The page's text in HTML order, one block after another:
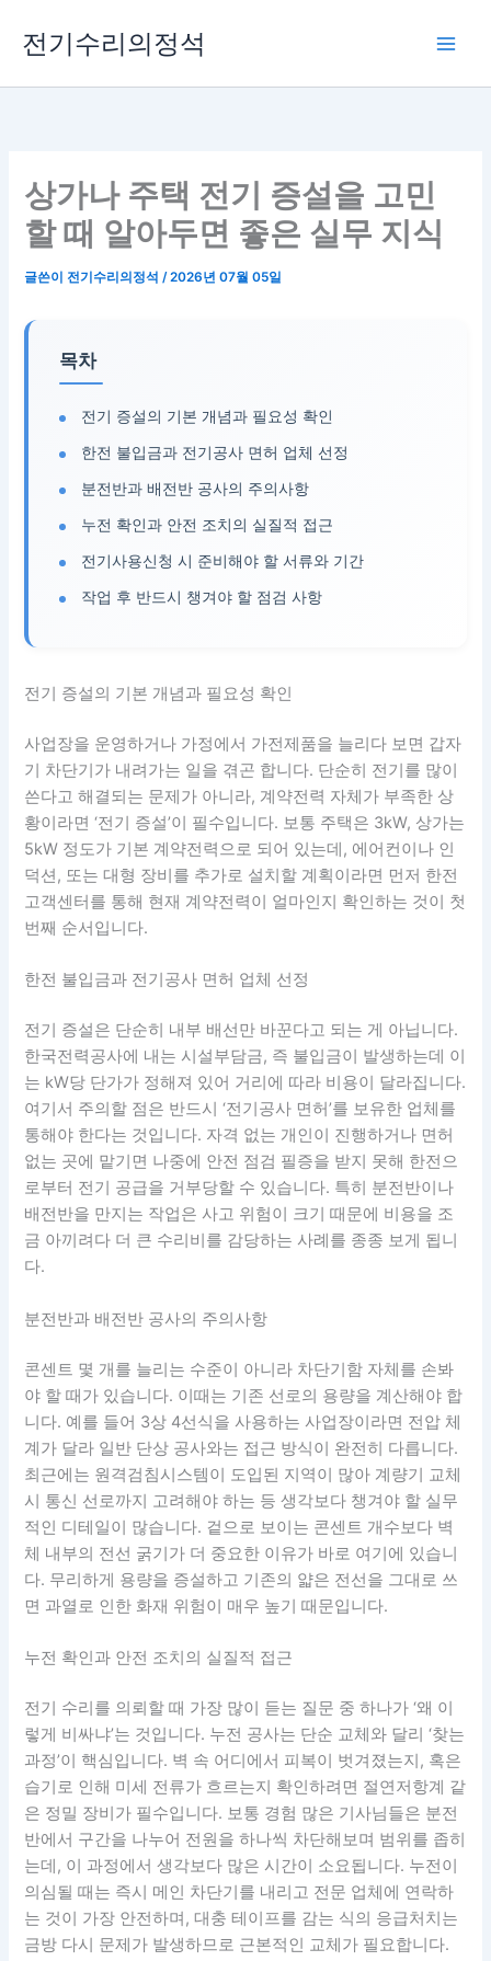
로
전기수리의정석
상가나 주택 전기 증설을 고민
할 때 알아두면 좋은 실무 지식
글쓴이 전기수리의정석/2026년 07월 05일
목차
전기 증설의 기본 개념과 필요성 확인
한전 불입금과 전기공사 면허 업체 선정
분전반과 배전반 공사의 주의사항
누전 확인과 안전 조치의 실질적 접근
전기사용신청 시 준비해야 할 서류와 기간
작업 후 반드시 챙겨야 할 점검 사항
전기 증설의 기본 개념과 필요성 확인
사업장을 운영하거나 가정에서 가전제품을 늘리다 보면 갑자
기 차단기가 내려가는 일을 겪곤 합니다. 단순히 전기를 많이
쓴다고 해결되는 문제가 아니라, 계약전력 자체가 부족한 상
황이라면 ‘전기 증설’이 필수입니다. 보통 주택은 3kW, 상가는
5kW 정도가 기본 계약전력으로 되어 있는데, 에어컨이나 인
덕션, 또는 대형 장비를 추가로 설치할 계획이라면 먼저 한전
고객센터를 통해 현재 계약전력이 얼마인지 확인하는 것이 첫
번째 순서입니다.
한전 불입금과 전기공사 면허 업체 선정
전기 증설은 단순히 내부 배선만 바꾼다고 되는 게 아닙니다.
한국전력공사에 내는 시설부담금, 즉 불입금이 발생하는데 이
는 kW당 단가가 정해져 있어 거리에 따라 비용이 달라집니다.
여기서 주의할 점은 반드시 ‘전기공사 면허’를 보유한 업체를
통해야 한다는 것입니다. 자격 없는 개인이 진행하거나 면허
없는 곳에 맡기면 나중에 안전 점검 필증을 받지 못해 한전으
로부터 전기 공급을 거부당할 수 있습니다. 특히 분전반이나
배전반을 만지는 작업은 사고 위험이 크기 때문에 비용을 조
금 아끼려다 더 큰 수리비를 감당하는 사례를 종종 보게 됩니
다.
분전반과 배전반 공사의 주의사항
콘센트 몇 개를 늘리는 수준이 아니라 차단기함 자체를 손봐
야 할 때가 있습니다. 이때는 기존 선로의 용량을 계산해야 합
니다. 예를 들어 3상 4선식을 사용하는 사업장이라면 전압 체
계가 달라 일반 단상 공사와는 접근 방식이 완전히 다릅니다.
최근에는 원격검침시스템이 도입된 지역이 많아 계량기 교체
시 통신 선로까지 고려해야 하는 등 생각보다 챙겨야 할 실무
적인 디테일이 많습니다. 겉으로 보이는 콘센트 개수보다 벽
체 내부의 전선 굵기가 더 중요한 이유가 바로 여기에 있습니
다. 무리하게 용량을 증설하고 기존의 얇은 전선을 그대로 쓰
면 과열로 인한 화재 위험이 매우 높기 때문입니다.
누전 확인과 안전 조치의 실질적 접근
전기 수리를 의뢰할 때 가장 많이 듣는 질문 중 하나가 ‘왜 이
렇게 비싸냐’는 것입니다. 누전 공사는 단순 교체와 달리 ‘찾는
과정’이 핵심입니다. 벽 속 어디에서 피복이 벗겨졌는지, 혹은
습기로 인해 미세 전류가 흐르는지 확인하려면 절연저항계 같
은 정밀 장비가 필수입니다. 보통 경험 많은 기사님들은 분전
반에서 구간을 나누어 전원을 하나씩 차단해보며 범위를 좁히
는데, 이 과정에서 생각보다 많은 시간이 소요됩니다. 누전이
의심될 때는 즉시 메인 차단기를 내리고 전문 업체에 연락하
는 것이 가장 안전하며, 대충 테이프를 감는 식의 응급처치는
금방 다시 문제가 발생하므로 근본적인 교체가 필요합니다.